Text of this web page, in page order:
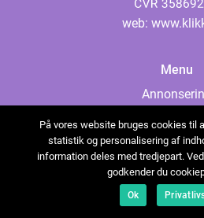
web:
Menu
Cookies
Kontakta
Sitemap
På vores website bruges cookies til
statistik og personalisering af
information deles med tredjepart.
godkender du
Ok